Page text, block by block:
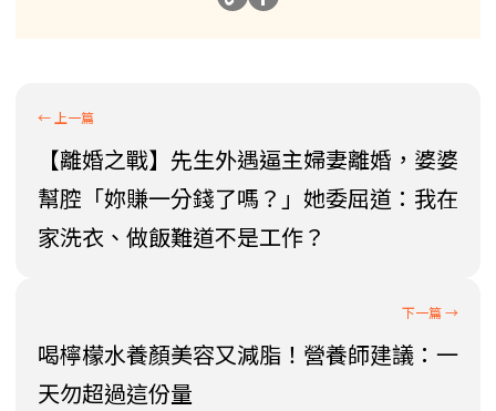
【離婚之戰】先生外遇逼主婦妻離婚，婆婆
幫腔「妳賺一分錢了嗎？」她委屈道：我在
家洗衣、做飯難道不是工作？
喝檸檬水養顏美容又減脂！營養師建議：一
天勿超過這份量